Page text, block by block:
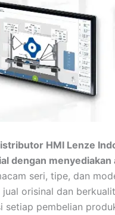
HMI Lenze
dengan menyediakan
seri, tipe, dan
orisinal dan
setiap pembelian